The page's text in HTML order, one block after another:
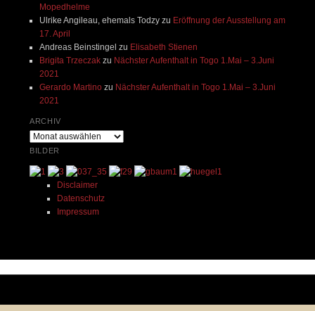
Mopedhelme
Ulrike Angileau, ehemals Todzyzu Eröffnung der Ausstellung am
17. April
Andreas Beinstingel zu Elisabeth Stienen
Brigita Trzeczakzu Nächster Aufenthalt in Togo 1.Mai – 3.Juni
2021
Gerardo Martinozu Nächster Aufenthalt in Togo 1.Mai – 3.Juni
2021
ARCHIV
Archiv
BILDER
Disclaimer
Datenschutz
Impressum